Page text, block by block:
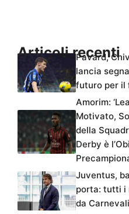
Articoli recenti
Pavard,
lancia
futuro per il
Amorim:
Motivato,
della
Derby è
Juventus,
porta: tutti i
da Carnevali